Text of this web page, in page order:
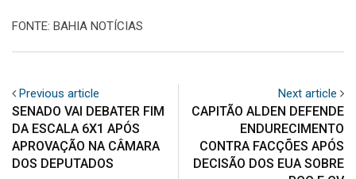
FONTE: BAHIA NOTÍCIAS
Previous article
SENADO VAI DEBATER FIM
DA ESCALA 6X1 APÓS
APROVAÇÃO NA CÂMARA
DOS DEPUTADOS
Next article
CAPITÃO ALDEN DEFENDE
ENDURECIMENTO
CONTRA FACÇÕES APÓS
DECISÃO DOS EUA SOBRE